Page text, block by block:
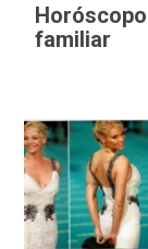
familiar